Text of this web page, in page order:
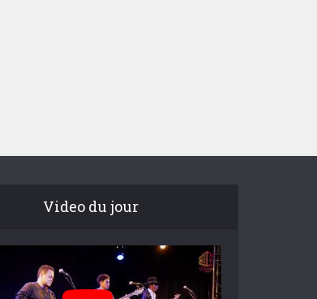
Video du jour